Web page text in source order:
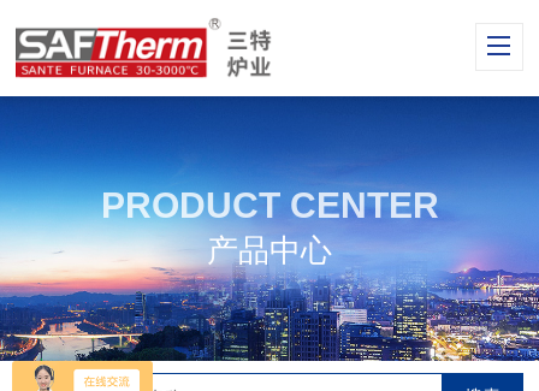
PRODUCT CENTER
产品中心